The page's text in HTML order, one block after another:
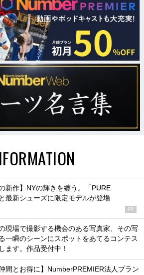
新作】NYの輝きを纏う。「PURE
最新シューズに限定モデルが登場
PR
現場で撮影する機会のある写真家、その写
一瞬のシーンにスポットをあてるコンテス
ます。作品受付中！
間とお得に】NumberPREMIER法人プラン